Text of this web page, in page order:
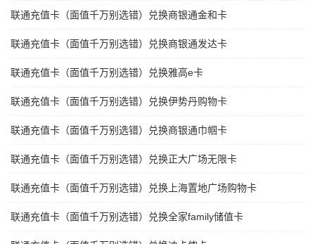
联通充值卡（面值千万别选错）兑换商银通金和卡
联通充值卡（面值千万别选错）兑换商银通发达卡
联通充值卡（面值千万别选错）兑换雅高e卡
联通充值卡（面值千万别选错）兑换伊势丹购物卡
联通充值卡（面值千万别选错）兑换商银通巾帼卡
联通充值卡（面值千万别选错）兑换正大广场无限卡
联通充值卡（面值千万别选错）兑换上海置地广场购物卡
联通充值卡（面值千万别选错）兑换全家family储值卡